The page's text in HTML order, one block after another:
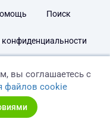
Поиск
вы соглашаетесь с
файлов cookie